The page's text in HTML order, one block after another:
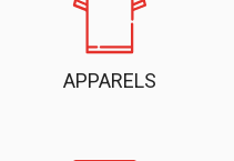
APPARELS